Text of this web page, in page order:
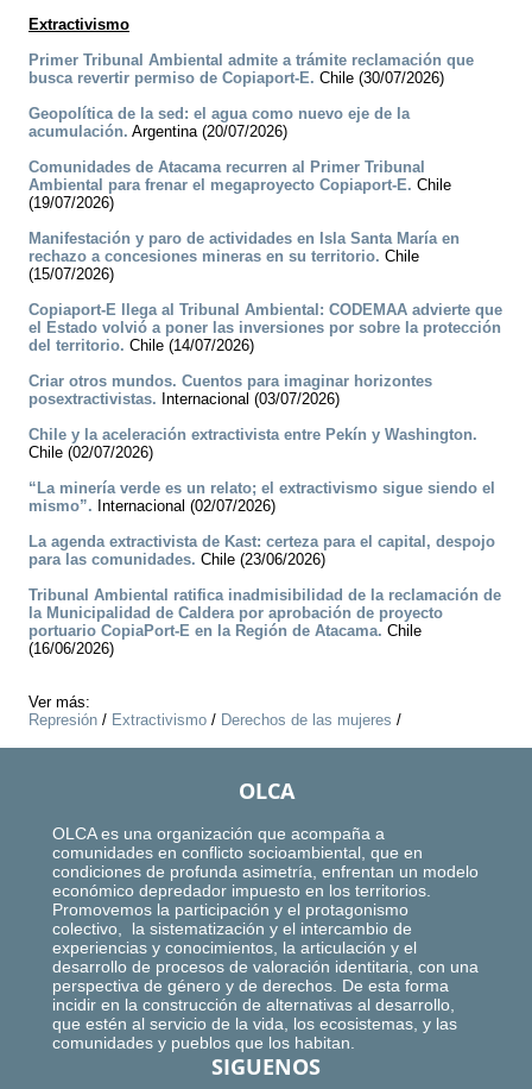
Extractivismo
Primer Tribunal Ambiental admite a trámite reclamación que
busca revertir permiso de Copiaport-E. Chile (30/07/2026)
Geopolítica de la sed: el agua como nuevo eje de la
acumulación. Argentina (20/07/2026)
Comunidades de Atacama recurren al Primer Tribunal
Ambiental para frenar el megaproyecto Copiaport-E. Chile
(19/07/2026)
Manifestación y paro de actividades en Isla Santa María en
rechazo a concesiones mineras en su territorio. Chile
(15/07/2026)
Copiaport-E llega al Tribunal Ambiental: CODEMAA advierte que
el Estado volvió a poner las inversiones por sobre la protección
del territorio. Chile (14/07/2026)
Criar otros mundos. Cuentos para imaginar horizontes
posextractivistas. Internacional (03/07/2026)
Chile y la aceleración extractivista entre Pekín y Washington.
Chile (02/07/2026)
“La minería verde es un relato; el extractivismo sigue siendo el
mismo”. Internacional (02/07/2026)
La agenda extractivista de Kast: certeza para el capital, despojo
para las comunidades. Chile (23/06/2026)
Tribunal Ambiental ratifica inadmisibilidad de la reclamación de
la Municipalidad de Caldera por aprobación de proyecto
portuario CopiaPort-E en la Región de Atacama. Chile
(16/06/2026)
Ver más:
Represión / Extractivismo / Derechos de las mujeres /
OLCA
OLCA es una organización que acompaña a
comunidades en conflicto socioambiental, que en
condiciones de profunda asimetría, enfrentan un modelo
económico depredador impuesto en los territorios.
Promovemos la participación y el protagonismo
colectivo, la sistematización y el intercambio de
experiencias y conocimientos, la articulación y el
desarrollo de procesos de valoración identitaria, con una
perspectiva de género y de derechos. De esta forma
incidir en la construcción de alternativas al desarrollo,
que estén al servicio de la vida, los ecosistemas, y las
comunidades y pueblos que los habitan.
SIGUENOS